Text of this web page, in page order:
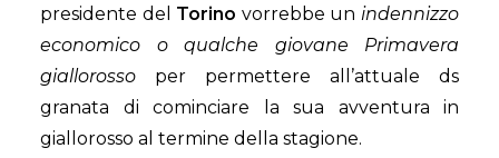
presidente del Torino vorrebbe unindennizzo
economico o qualche giovane Primavera
giallorosso per permettere all’attuale ds
granata di cominciare la sua avventura in
giallorosso al termine della stagione.